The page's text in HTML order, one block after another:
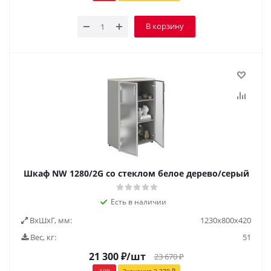
В корзину
Шкаф NW 1280/2G со стеклом белое дерево/серый
Есть в наличии
ВxШxГ, мм:
1230x800x420
Вес, кг:
51
21 300₽/шт 23 670₽